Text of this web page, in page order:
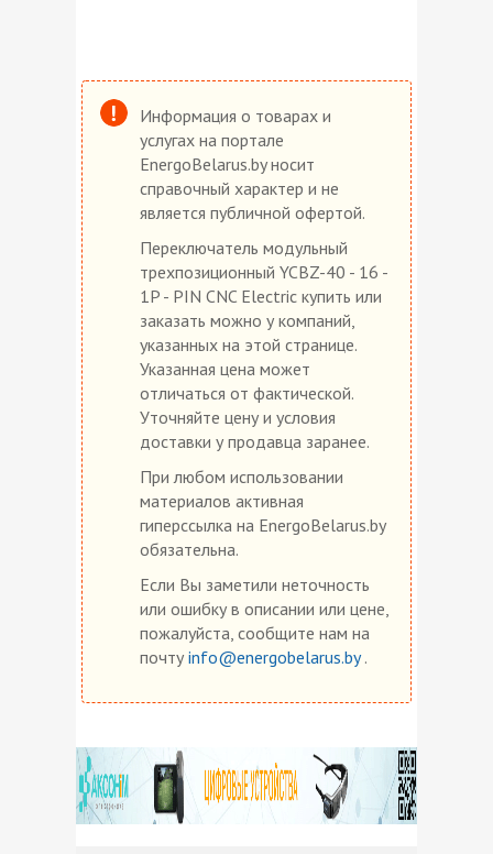
Информация о товарах и
услугах на портале
EnergoBelarus.by носит
справочный характер и не
является публичной офертой.
Переключатель модульный
трехпозиционный YCBZ-40 - 16 -
1P - PIN CNC Electric купить или
заказать можно у компаний,
указанных на этой странице.
Указанная цена может
отличаться от фактической.
Уточняйте цену и условия
доставки у продавца заранее.
При любом использовании
материалов активная
гиперссылка на EnergoBelarus.by
обязательна.
Если Вы заметили неточность
или ошибку в описании или цене,
пожалуйста, сообщите нам на
почту info@energobelarus.by.